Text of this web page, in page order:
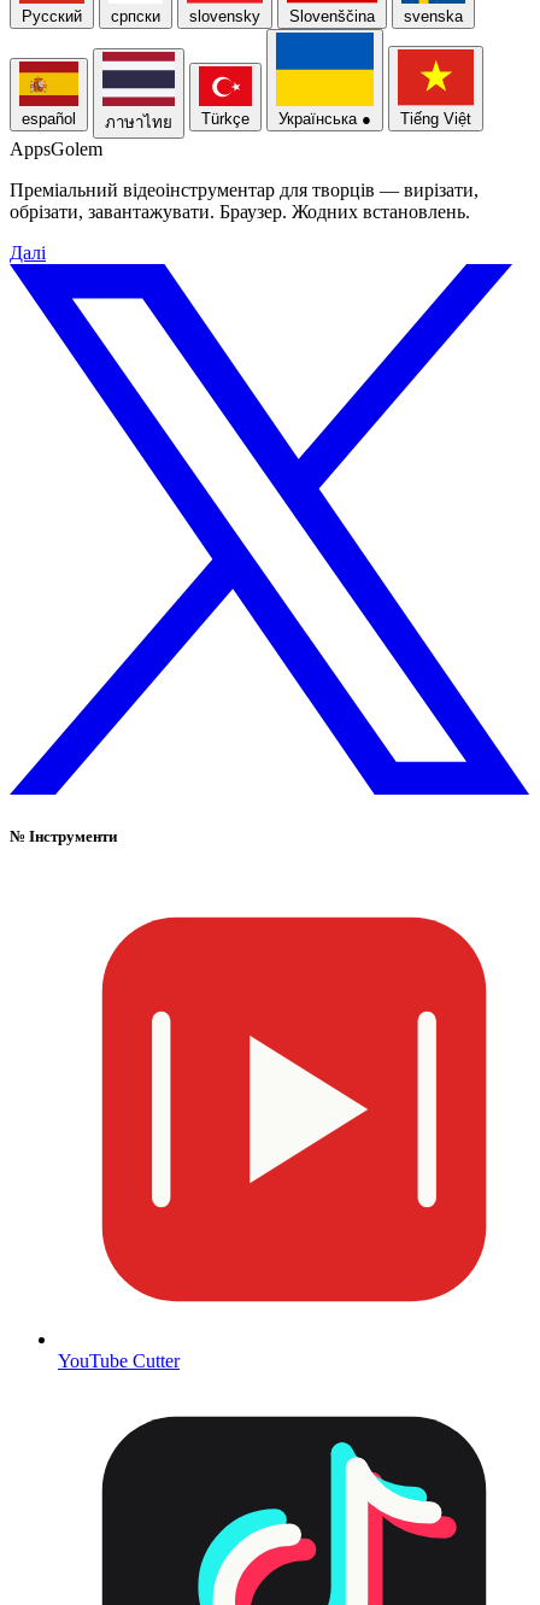
Русский српски slovensky Slovenščina svenska
español ภาษาไทย Türkçe Українська ● Tiếng Việt
AppsGolem
Преміальний відеоінструментар для творців — вирізати,
обрізати, завантажувати. Браузер. Жодних встановлень.
Далі
№ Інструменти
YouTube Cutter